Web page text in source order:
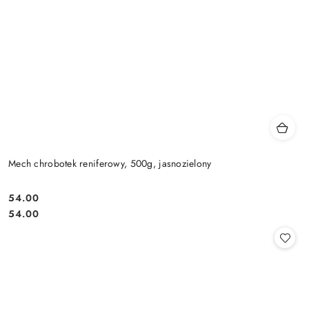
Mech chrobotek reniferowy, 500g, jasnozielony
Cena:
54.00
Cena:
54.00